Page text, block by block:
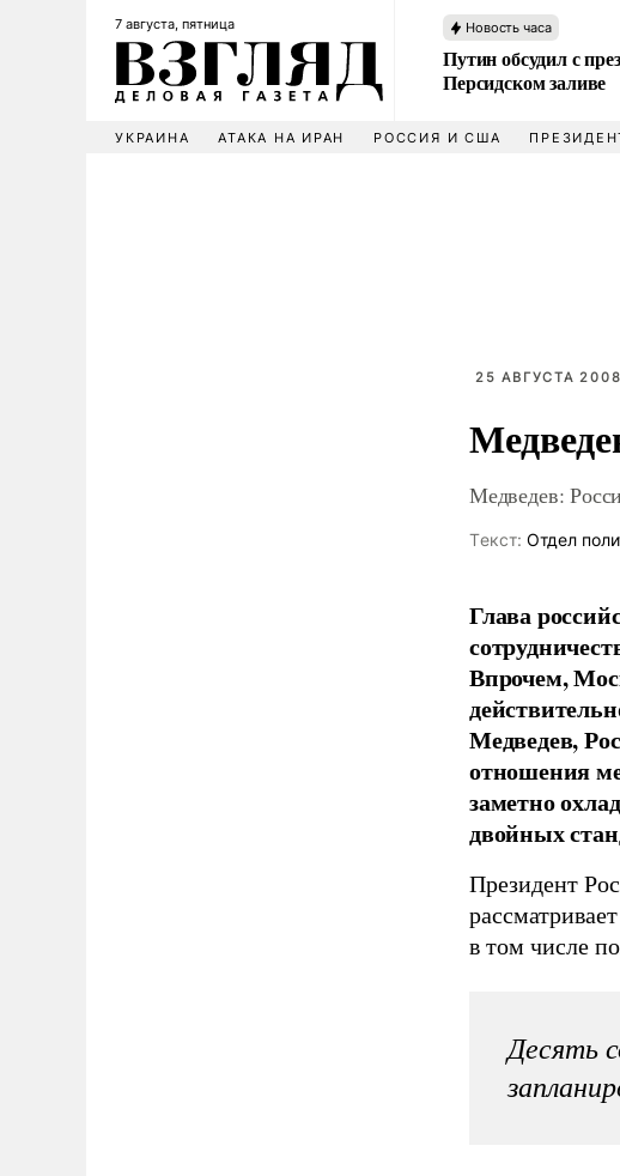
7 августа, пятница Новость часа
Путин обсудил с
Персидском заливе
УКРАИНА АТАКА НА ИРАН РОССИЯ И США
25 АВГУСТА
Медведев:
Tекст: Отдел
Глава
Впрочем,
Медведев,
отношения
заметно
двойных
Президент
в том числе
Десять